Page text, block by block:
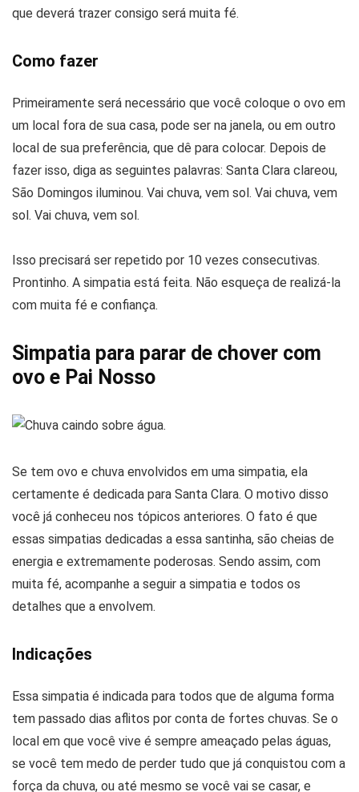
que deverá trazer consigo será muita fé.
Como fazer
Primeiramente será necessário que você coloque o ovo em
um local fora de sua casa, pode ser na janela, ou em outro
local de sua preferência, que dê para colocar. Depois de
fazer isso, diga as seguintes palavras: Santa Clara clareou,
São Domingos iluminou. Vai chuva, vem sol. Vai chuva, vem
sol. Vai chuva, vem sol.
Isso precisará ser repetido por 10 vezes consecutivas.
Prontinho. A simpatia está feita. Não esqueça de realizá-la
com muita fé e confiança.
Simpatia para parar de chover com
ovo e Pai Nosso
Se tem ovo e chuva envolvidos em uma simpatia, ela
certamente é dedicada para Santa Clara. O motivo disso
você já conheceu nos tópicos anteriores. O fato é que
essas simpatias dedicadas a essa santinha, são cheias de
energia e extremamente poderosas. Sendo assim, com
muita fé, acompanhe a seguir a simpatia e todos os
detalhes que a envolvem.
Indicações
Essa simpatia é indicada para todos que de alguma forma
tem passado dias aflitos por conta de fortes chuvas. Se o
local em que você vive é sempre ameaçado pelas águas,
se você tem medo de perder tudo que já conquistou com a
força da chuva, ou até mesmo se você vai se casar, e